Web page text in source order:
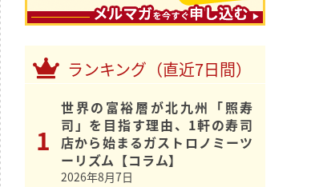
ランキング（直近7日間）
世界の富裕層が北九州「照寿
司」を目指す理由、1軒の寿司
店から始まるガストロノミーツ
ーリズム【コラム】
2026年8月7日